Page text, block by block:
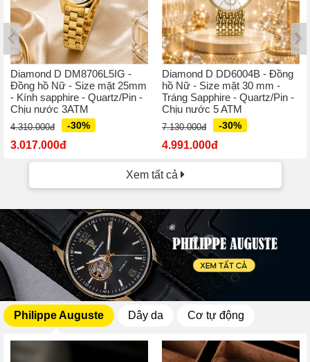
Diamond D DM8706L5IG -
Đồng hồ Nữ - Size mặt 25mm
- Kính sapphire - Quartz/Pin -
Chịu nước 3ATM
4.310.000đ -30%
3.017.000đ
Diamond D DD6004B - Đồng
hồ Nữ - Size mặt 30 mm -
Tráng Sapphire - Quartz/Pin -
Chịu nước 5 ATM
7.130.000đ -30%
4.991.000đ
Xem tất cả
Philippe Auguste Dây da Cơ tự động